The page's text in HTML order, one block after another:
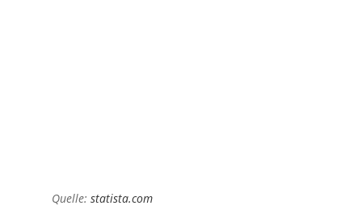
Quelle: statista.com